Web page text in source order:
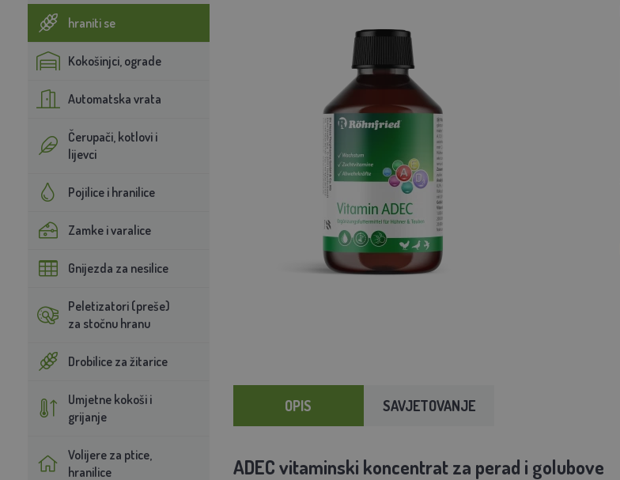
hraniti se
Kokošinjci, ograde
Automatska vrata
Čerupači, kotlovi i
lijevci
Pojilice i hranilice
Zamke i varalice
Gnijezda za nesilice
Peletizatori (preše)
za stočnu hranu
Drobilice za žitarice
Umjetne kokoši i
grijanje
Volijere za ptice,
hranilice
OPIS SAVJETOVANJE
ADEC vitaminski koncentrat za perad i golubove